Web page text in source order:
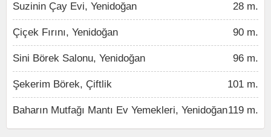
Suzinin Çay Evi, Yenidoğan 28 m.
Çiçek Fırını, Yenidoğan 90 m.
Sini Börek Salonu, Yenidoğan 96 m.
Şekerim Börek, Çiftlik 101 m.
Baharın Mutfağı Mantı Ev Yemekleri, Yenidoğan119 m.